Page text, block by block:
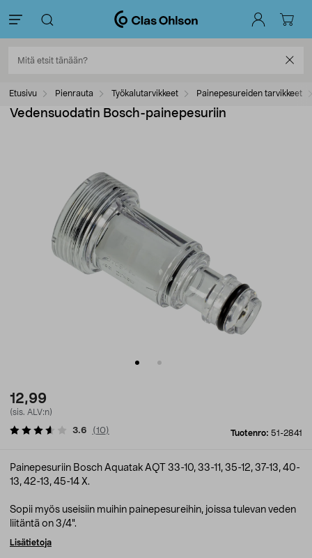
Etusivu Pienrauta Työkalutarvikkeet Painepesureiden tarvikkeet
Vedensuodatin Bosch-painepesuriin
12,99
(sis. ALV:n)
Tuotenro: 51-2841
3.6 (10)
Painepesuriin Bosch Aquatak AQT 33-10, 33-11, 35-12, 37-13, 40-
13, 42-13, 45-14 X.
Sopii myös useisiin muihin painepesureihin, joissa tulevan veden
liitäntä on 3/4".
Lisätietoja